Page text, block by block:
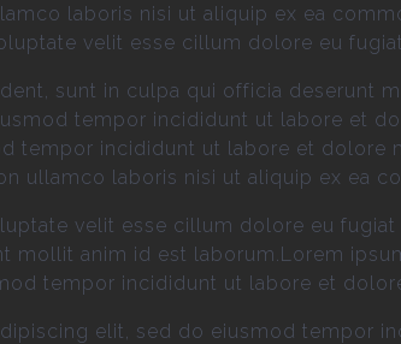
laboris nisi ut aliquip ex ea
velit esse cillum dolore eu
sunt in culpa qui officia deserunt
tempor incididunt ut labore et
tempor incididunt ut labore et dolore
ullamco laboris nisi ut aliquip ex ea
velit esse cillum dolore eu
mollit anim id est laborum.Lorem
tempor incididunt ut labore et
elit, sed do eiusmod tempor